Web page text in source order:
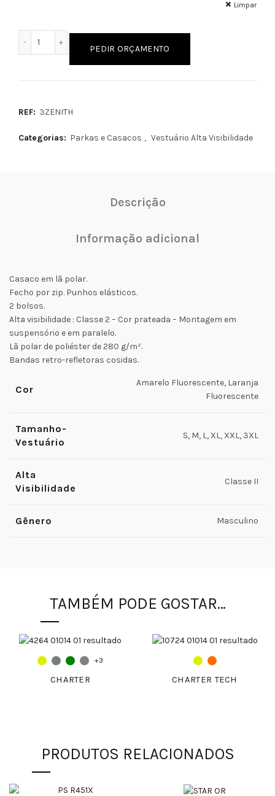
Limpar
Quantidade de ZENITH
PEDIR ORÇAMENTO
REF: 3ZENITH
Categorias: Parkas e Casacos , Vestuário Alta Visibilidade
Descrição
Informação adicional
Casaco em lã polar.
Fecho por zip. Punhos elásticos.
2 bolsos.
Alta visibilidade : Classe 2 – Cor prateada – Montagem em
suspensório e em paralelo.
Lã polar de poliéster de 280 g/m².
Bandas retro-refletoras cosidas.
Cor
Amarelo Fluorescente, Laranja
Fluorescente
Tamanho-
Vestuário
S, M, L, XL, XXL, 3XL
Alta
Visibilidade
Classe II
Gênero Masculino
TAMBÉM PODE GOSTAR…
+3
CHARTER CHARTER TECH
PRODUTOS RELACIONADOS